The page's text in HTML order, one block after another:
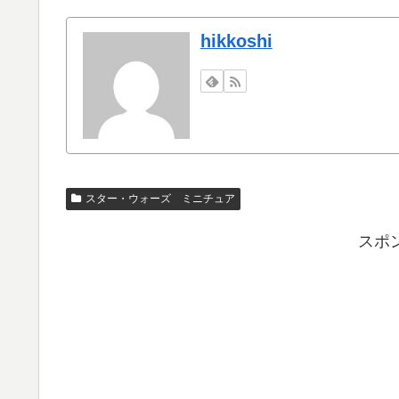
hikkoshi
スター・ウォーズ ミニチュア
スポ